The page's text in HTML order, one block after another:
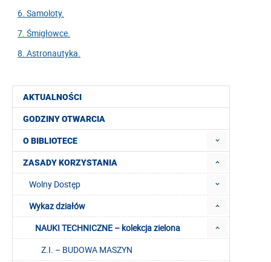
AKTUALNOŚCI
GODZINY OTWARCIA
O BIBLIOTECE
ZASADY KORZYSTANIA
Wolny Dostęp
Wykaz działów
NAUKI TECHNICZNE – kolekcja zielona
Z.I. – BUDOWA MASZYN
6. Samoloty.
7. Śmigłowce.
8. Astronautyka.